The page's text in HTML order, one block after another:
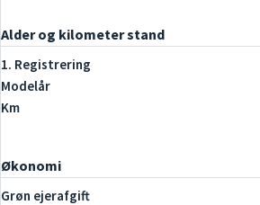
Alder og kilometer stand
1. Registrering
Modelår
Km
Økonomi
Grøn ejerafgift